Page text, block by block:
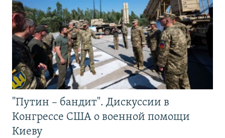
"Путин – бандит". Дискуссии в
Конгрессе США о военной помощи
Киеву